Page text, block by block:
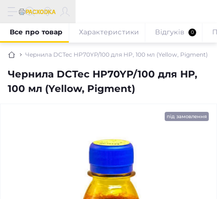
Чернила DCTec HP70YP/100 для HP, 100 мл (Yellow, Pigment)
Чернила DCTec HP70YP/100 для HP,
100 мл (Yellow, Pigment)
Все про товар Характеристики Відгуків 0
під замовлення